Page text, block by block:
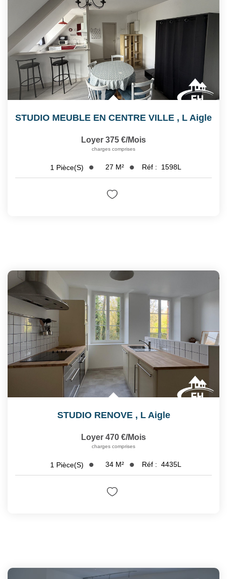
STUDIO MEUBLE EN CENTRE VILLE , L Aigle
Loyer 375 €/mois
charges comprises
1 Pièce(s) 27 M² Réf : 1598L
STUDIO RENOVE , L Aigle
Loyer 470 €/mois
charges comprises
1 Pièce(s) 34 M² Réf : 4435L